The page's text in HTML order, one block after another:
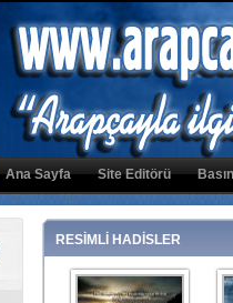
Ana Sayfa Site Editörü
RESİMLİ HADİSLER